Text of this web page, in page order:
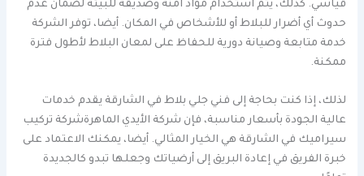
قياسي. كذلك، يتم استخدام مواد آمنة وصديقة للبيئة لضمان عدم
حدوث أي أضرار للبلاط أو للأشخاص في المكان. أيضا، توفر الشركة
خدمة متابعة وصيانة دورية للحفاظ على لمعان البلاط لأطول فترة
ممكنة.
لذلك، إذا كنت بحاجة إلى فني جلي بلاط في الشارقة يقدم خدمات
عالية الجودة بأسعار مناسبة، فإن شركة الأيدي الماهرةشركة تركيب
سيراميك في الشارقة هي الخيار المثالي. أيضا، يمكنك الاعتماد على
خبرة الفريق في إعادة البريق إلى أرضياتك وجعلها تبدو كالجديدة